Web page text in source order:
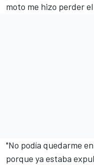
moto me hizo perder
"No podía quedarme
porque ya estaba